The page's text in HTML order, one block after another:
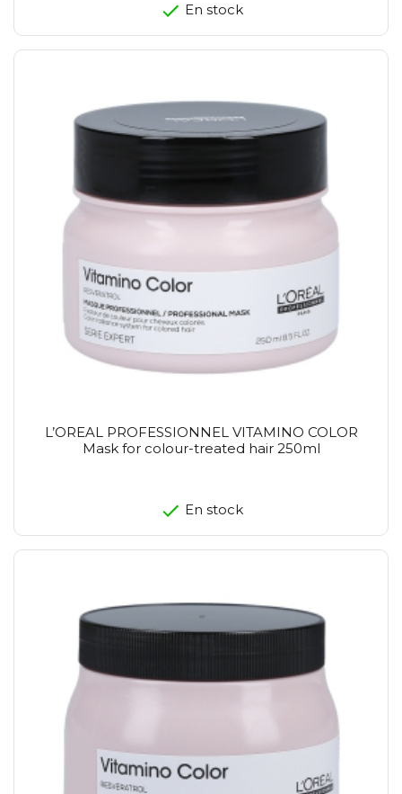
En stock
L’OREAL PROFESSIONNEL VITAMINO COLOR
Mask for colour-treated hair 250ml
En stock